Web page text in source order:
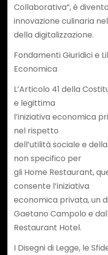
Collaborativa”, è
innovazione culinaria
della digitalizzazione.
Fondamenti Giuridici e
Economica
L’Articolo 41 della
e legittima
l’iniziativa economica
nel rispetto
dell’utilità sociale e
non specifico per
gli Home Restaurant,
consente l’iniziativa
economica privata, un
Gaetano Campolo e
Restaurant Hotel.
I Disegni di Legge, le